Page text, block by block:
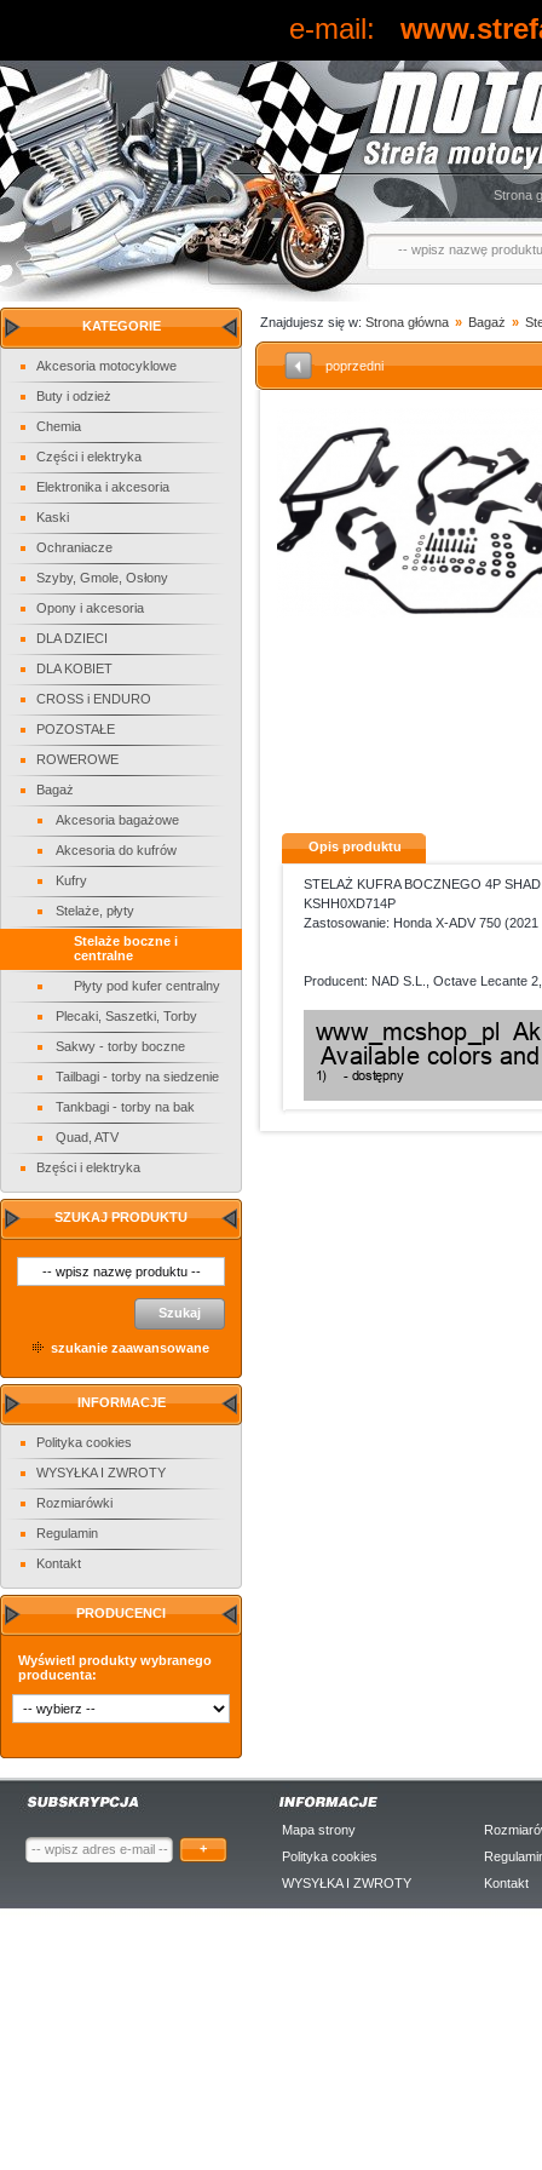
e-mail:
Strona
KATEGORIE
Akcesoria motocyklowe
Buty i odzież
Chemia
Części i elektryka
Elektronika i akcesoria
Kaski
Ochraniacze
Szyby, Gmole, Osłony
Opony i akcesoria
DLA DZIECI
DLA KOBIET
CROSS i ENDURO
POZOSTAŁE
ROWEROWE
Bagaż
Akcesoria bagażowe
Akcesoria do kufrów
Kufry
Stelaże, płyty
Stelaże boczne i
centralne
Płyty pod kufer centralny
Plecaki, Saszetki, Torby
Sakwy - torby boczne
Tailbagi - torby na siedzenie
Tankbagi - torby na bak
Quad, ATV
Bzęści i elektryka
SZUKAJ PRODUKTU
Szukaj
szukanie zaawansowane
INFORMACJE
Polityka cookies
WYSYŁKA I ZWROTY
Rozmiarówki
Regulamin
Kontakt
PRODUCENCI
Wyświetl produkty wybranego
producenta:
Znajdujesz się w: Strona główna » Bagaż »
poprzedni
Opis produktu
STELAŻ KUFRA BOCZNEGO 4P
KSHH0XD714P
Zastosowanie: Honda X-ADV 750 (2021
Producent: NAD S.L., Octave Lecante
+
Mapa strony
Polityka cookies
WYSYŁKA I ZWROTY
Kontakt